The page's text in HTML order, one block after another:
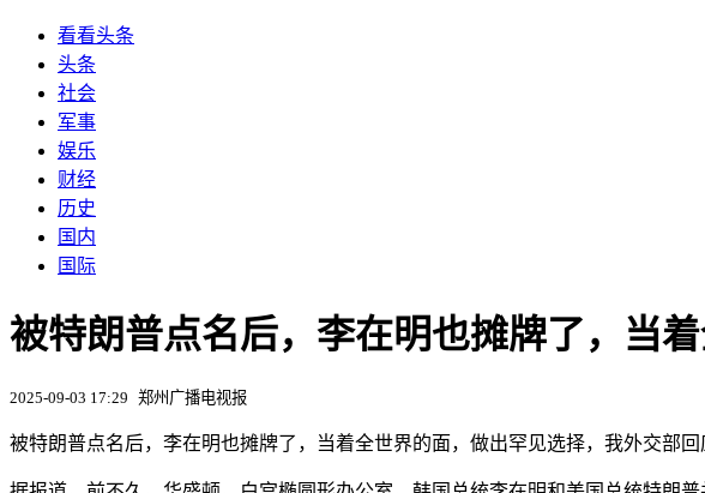
看看头条
头条
社会
军事
娱乐
财经
历史
国内
国际
被特朗普点名后，李在明也摊牌了，当
2025-09-03 17:29 郑州广播电视报
被特朗普点名后，李在明也摊牌了，当着全世界的面，做出罕见选择，我外交部